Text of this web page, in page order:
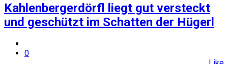
Kahlenbergerdörfl liegt gut versteckt
und geschützt im Schatten der Hügerl
0